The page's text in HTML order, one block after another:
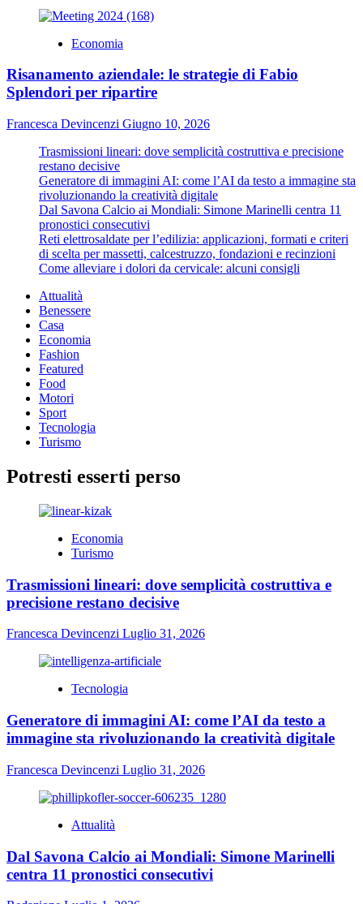
Economia
Risanamento aziendale: le strategie di Fabio
Splendori per ripartire
Francesca Devincenzi Giugno 10, 2026
Trasmissioni lineari: dove semplicità costruttiva e precisione
restano decisive
Generatore di immagini AI: come l’AI da testo a immagine sta
rivoluzionando la creatività digitale
Dal Savona Calcio ai Mondiali: Simone Marinelli centra 11
pronostici consecutivi
Reti elettrosaldate per l’edilizia: applicazioni, formati e criteri
di scelta per massetti, calcestruzzo, fondazioni e recinzioni
Come alleviare i dolori da cervicale: alcuni consigli
Attualità
Benessere
Casa
Economia
Fashion
Featured
Food
Motori
Sport
Tecnologia
Turismo
Potresti esserti perso
Economia
Turismo
Trasmissioni lineari: dove semplicità costruttiva e
precisione restano decisive
Francesca Devincenzi Luglio 31, 2026
Tecnologia
Generatore di immagini AI: come l’AI da testo a
immagine sta rivoluzionando la creatività digitale
Francesca Devincenzi Luglio 31, 2026
Attualità
Dal Savona Calcio ai Mondiali: Simone Marinelli
centra 11 pronostici consecutivi